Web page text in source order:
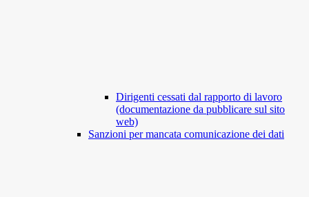
Dirigenti cessati dal rapporto di lavoro
(documentazione da pubblicare sul sito
web)
Sanzioni per mancata comunicazione dei dati